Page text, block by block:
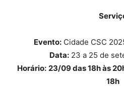
Evento:Cidade CSC
Data: 23 a 25 de
Horário: 23/09 das 18h às
18h